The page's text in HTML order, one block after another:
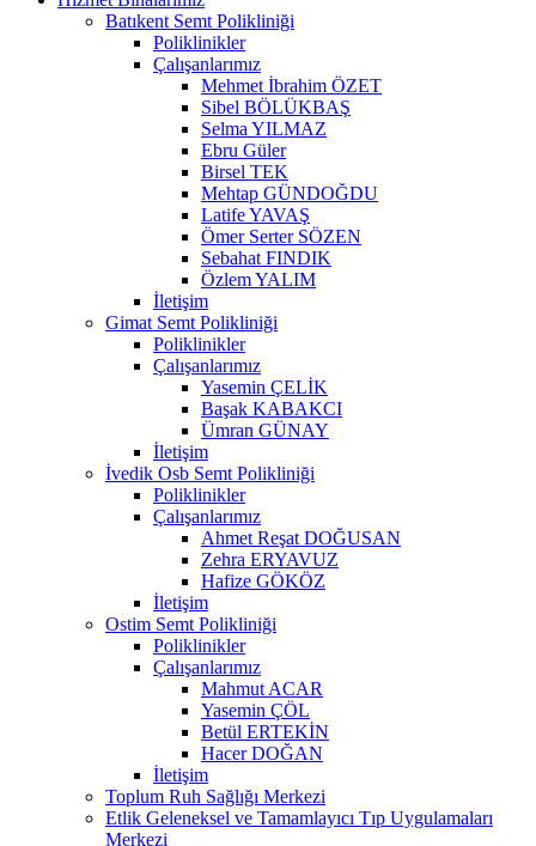
Batıkent Semt Polikliniği
Poliklinikler
Çalışanlarımız
Mehmet İbrahim ÖZET
Sibel BÖLÜKBAŞ
Selma YILMAZ
Ebru Güler
Birsel TEK
Mehtap GÜNDOĞDU
Latife YAVAŞ
Ömer Serter SÖZEN
Sebahat FINDIK
Özlem YALIM
İletişim
Gimat Semt Polikliniği
Poliklinikler
Çalışanlarımız
Yasemin ÇELİK
Başak KABAKCI
Ümran GÜNAY
İletişim
İvedik Osb Semt Polikliniği
Poliklinikler
Çalışanlarımız
Ahmet Reşat DOĞUSAN
Zehra ERYAVUZ
Hafize GÖKÖZ
İletişim
Ostim Semt Polikliniği
Poliklinikler
Çalışanlarımız
Mahmut ACAR
Yasemin ÇÖL
Betül ERTEKİN
Hacer DOĞAN
İletişim
Toplum Ruh Sağlığı Merkezi
Etlik Geleneksel ve Tamamlayıcı Tıp Uygulamaları
Merkezi